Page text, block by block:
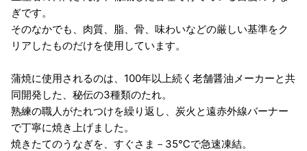
ぎです。
そのなかでも、肉質、脂、骨、味わいなどの厳しい基準をク
リアしたものだけを使用しています。
蒲焼に使用されるのは、100年以上続く老舗醤油メーカーと共
同開発した、秘伝の3種類のたれ。
熟練の職人がたれつけを繰り返し、炭火と遠赤外線バーナー
で丁寧に焼き上げました。
焼きたてのうなぎを、すぐさま－35℃で急速凍結。